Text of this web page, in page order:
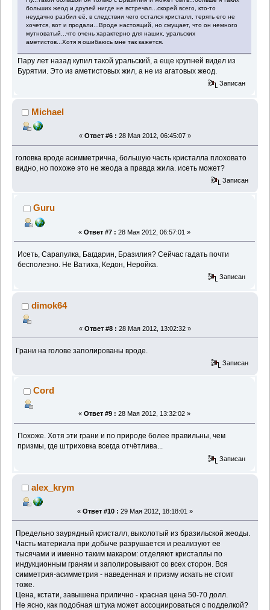
больших жеод и друзей нигде не встречал...скорей всего, кто-то
неудачно разбил её, в следствии чего остался кристалл, терять его не
хочется, вот и продали...Вроде настоящий, но смущает, что он немного
мутноватый...что очень характерно для наших, уральских
аметистов...Хотя я ошибаюсь мне так кажется.
Пару лет назад купил такой уральский, а еще крупней видел из
Бурятии. Это из аметистовых жил, а не из агатовых жеод.
Записан
Michael
« Ответ #6 : 28 Мая 2012, 06:45:07 »
головка вроде асимметрична, большую часть кристалла плоховато
видно, но похоже это не жеода а правда жила. исеть может?
Записан
Guru
« Ответ #7 : 28 Мая 2012, 06:57:01 »
Исеть, Сарапулка, Багдарин, Бразилия? Сейчас гадать почти
бесполезно. Не Ватиха, Кедон, Неройка.
Записан
dimok64
« Ответ #8 : 28 Мая 2012, 13:02:32 »
Грани на голове заполированы вроде.
Записан
Cord
« Ответ #9 : 28 Мая 2012, 13:32:02 »
Похоже. Хотя эти грани и по природе более правильны, чем
призмы, где штриховка всегда отчётлива...
Записан
alex_krym
« Ответ #10 : 29 Мая 2012, 18:18:01 »
Предельно заурядный кристалл, выколотый из бразильской жеоды.
Часть материала при добыче разрушается и реализуют ее
тысячами и именно таким макаром: отделяют кристаллы по
индукционным граням и заполировывают со всех сторон. Вся
симметрия-асимметрия - наведенная и призму искать не стоит
тоже.
Цена, кстати, завышена прилично - красная цена 50-70 долл.
Не ясно, как подобная штука может ассоциироваться с подделкой?